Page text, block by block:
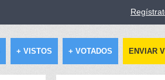
+ VISTOS + VOTADOS ENVIAR